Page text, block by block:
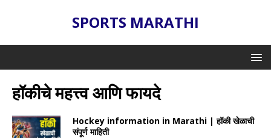
SPORTS MARATHI
हॉकीचे महत्त्व आणि फायदे
Hockey information in Marathi | हॉकी खेळाची
संपूर्ण माहिती